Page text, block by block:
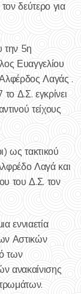
δεύτερο για
την 5η
Ευαγγελίου
Λαγάς .
Δ.Σ. εγκρίνει
τείχους
ως τακτικού
Λαγά και
του Δ.Σ. τον
εννιαετία
Αστικών
των
ανακαίνισης